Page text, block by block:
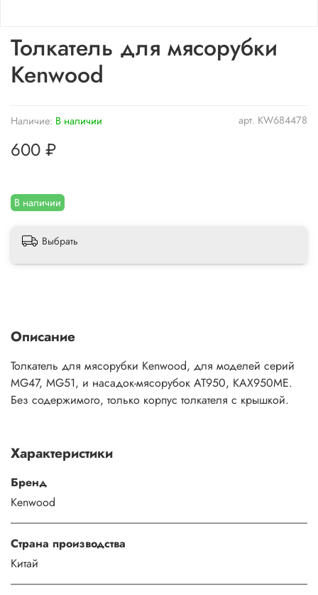
арт. KW684478
Наличие: В наличии
В наличии
Толкатель для мясорубки
Kenwood
600 ₽
Выбрать
Описание
Толкатель для мясорубки Kenwood, для моделей серий
MG47, MG51, и насадок-мясорубок AT950, KAX950ME.
Без содержимого, только корпус толкателя с крышкой.
Характеристики
Бренд
Kenwood
Страна производства
Китай